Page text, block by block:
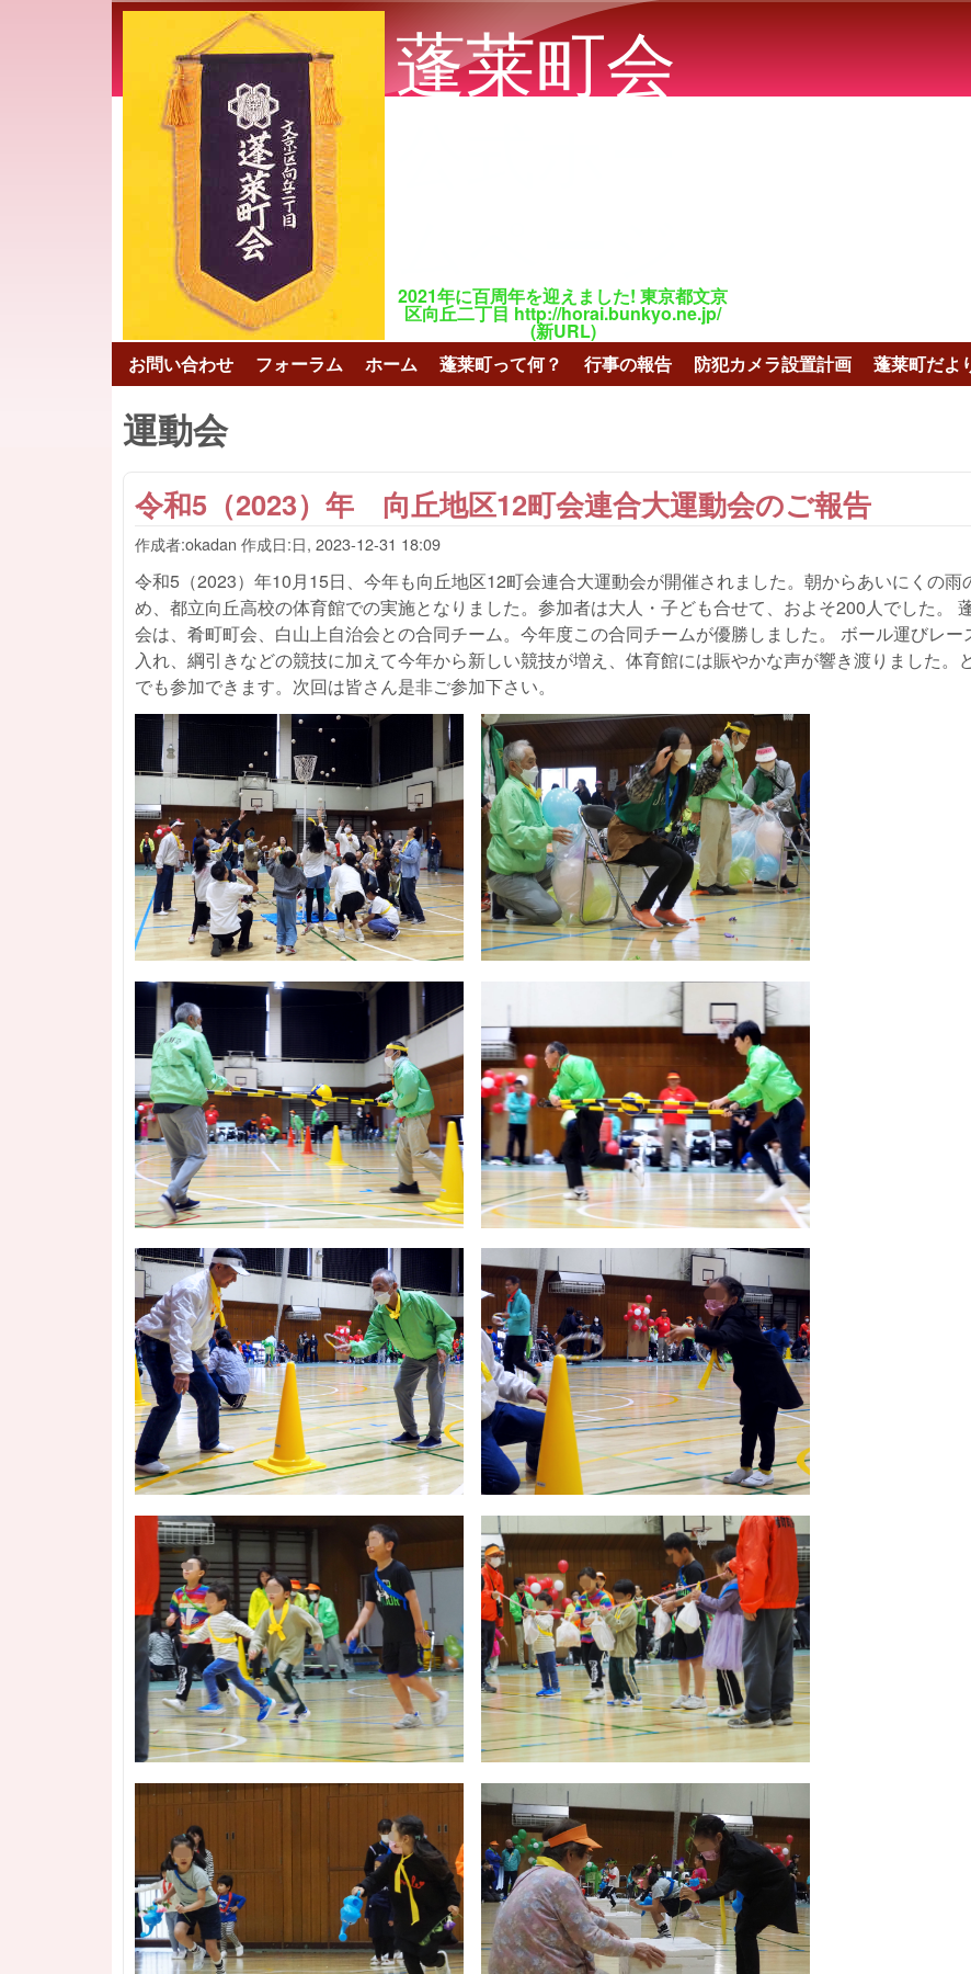
蓬莱町会
2021年に百周年を迎えました! 東京都文京
区向丘二丁目 http://horai.bunkyo.ne.jp/
(新URL)
メインメニュー
お問い合わせ フォーラム ホーム 蓬莱町って何？ 行事の報告 防犯カメラ設置計画 蓬莱町だよ
運動会
令和5（2023）年 向丘地区12町会連合大運動会のご報告
作成者:okadan 作成日:日, 2023-12-31 18:09
令和5（2023）年10月15日、今年も向丘地区12町会連合大運動会が開催されました。朝からあいにくの雨
め、都立向丘高校の体育館での実施となりました。参加者は大人・子ども合せて、およそ200人でした。
会は、肴町町会、白山上自治会との合同チーム。今年度この合同チームが優勝しました。 ボール運びレー
入れ、綱引きなどの競技に加えて今年から新しい競技が増え、体育館には賑やかな声が響き渡りました。
でも参加できます。次回は皆さん是非ご参加下さい。